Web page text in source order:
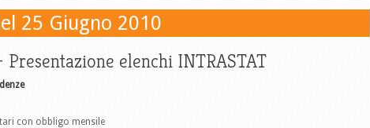
25 Giugno 2010
Presentazione elenchi INTRASTAT
con obbligo mensile